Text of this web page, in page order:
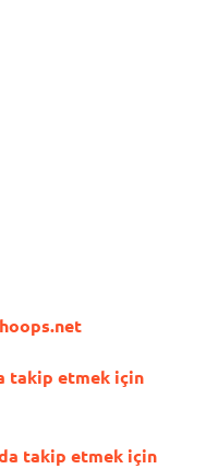
takip etmek için
takip etmek için